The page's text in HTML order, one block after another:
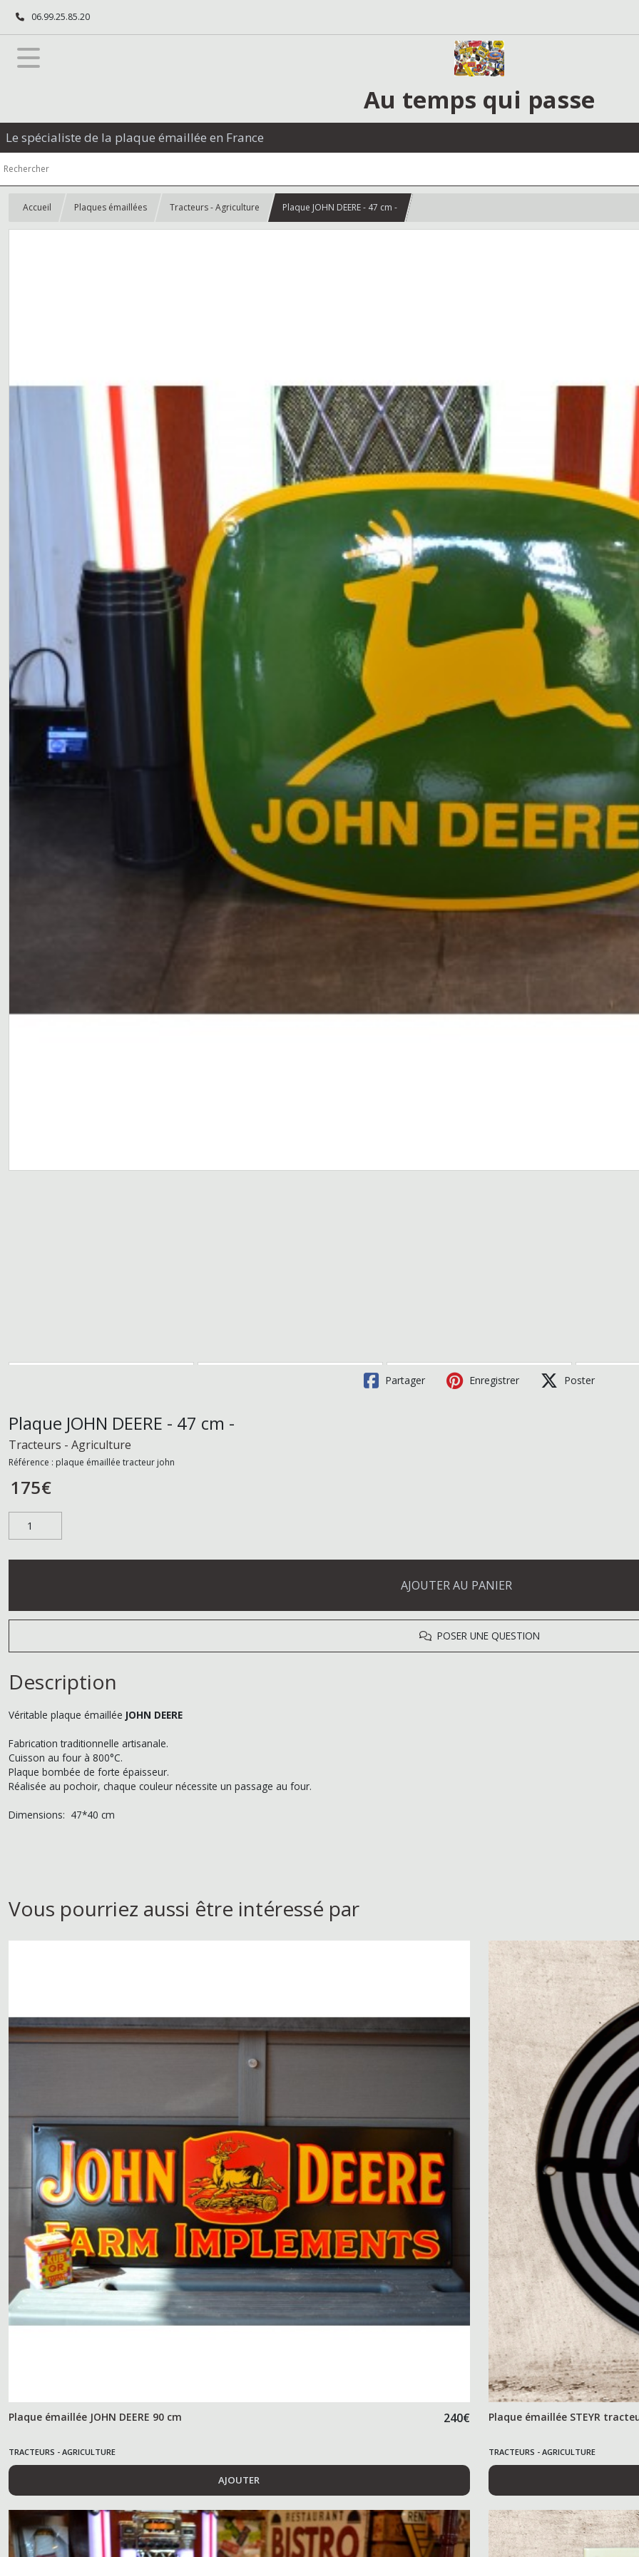
06.99.25.85.20
Au temps qui passe
Le spécialiste de la plaque émaillée en France
Accueil Plaques émaillées Tracteurs - Agriculture Plaque JOHN DEERE - 47 cm -
Partager Enregistrer Poster
Plaque JOHN DEERE - 47 cm -
Tracteurs - Agriculture
Référence : plaque émaillée tracteur john
175€
AJOUTER AU PANIER
POSER UNE QUESTION
Description
Véritable plaque émaillée JOHN DEERE
Fabrication traditionnelle artisanale.
Cuisson au four à 800°C.
Plaque bombée de forte épaisseur.
Réalisée au pochoir, chaque couleur nécessite un passage au four.
Dimensions: 47*40 cm
Vous pourriez aussi être intéressé par
Plaque émaillée JOHN DEERE 90 cm 240€
TRACTEURS - AGRICULTURE
AJOUTER
Plaque émaillée STEYR
TRACTEURS - AGRICULTURE